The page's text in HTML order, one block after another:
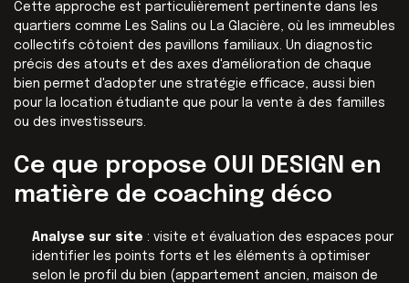
Cette approche est particulièrement pertinente dans les
quartiers comme Les Salins ou La Glacière, où les immeubles
collectifs côtoient des pavillons familiaux. Un diagnostic
précis des atouts et des axes d'amélioration de chaque
bien permet d'adopter une stratégie efficace, aussi bien
pour la location étudiante que pour la vente à des familles
ou des investisseurs.
Ce que propose OUI DESIGN en
matière de coaching déco
Analyse sur site : visite et évaluation des espaces pour
identifier les points forts et les éléments à optimiser
selon le profil du bien (appartement ancien, maison de